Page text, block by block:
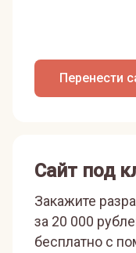
Перенести
Сайт под
Закажите
за 20 000
бесплатно с